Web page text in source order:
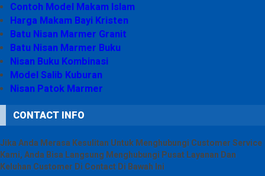
Contoh Model Makam Islam
Harga Makam Bayi Kristen
Batu Nisan Marmer Granit
Batu Nisan Marmer Buku
Nisan Buku Kombinasi
Model Salib Kuburan
Nisan Patok Marmer
CONTACT INFO
Jika Anda Merasa Kesulitan Untuk Menghubungi Customer Service
Kami, Anda Bisa Langsung Menghubungi Pusat Layanan Dan
Keluhan Customer Di Contact Di Bawah Ini